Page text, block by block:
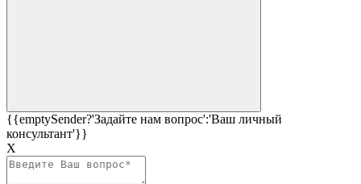
{{emptySender?'Задайте нам вопрос':'Ваш личный
консультант'}}
Х